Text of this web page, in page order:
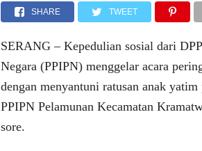
SHARE TWEET
SERANG – Kepedulian sosial dari
Negara (PPIPN) menggelar acara
dengan menyantuni ratusan anak
PPIPN Pelamunan Kecamatan
sore.